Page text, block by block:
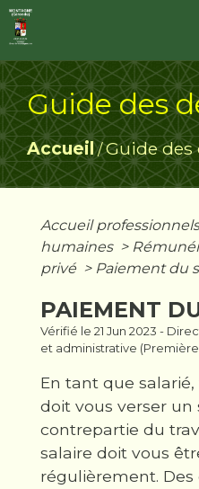
Guide des
Accueil/Guide
Accueil
humaines >
privé > Paiement du
PAIEMENT
Vérifié le 21 Jun 2023 -
et administrative
En tant que
doit vous verser un
contrepartie du
salaire doit vous
régulièrement. Des